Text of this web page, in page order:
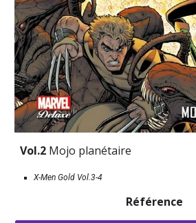
Vol.2 Mojo planétaire
X-Men Gold Vol.3-4
Référence